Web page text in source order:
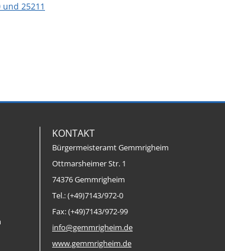
25211
KONTAKT
Bürgermeisteramt Gemmrigheim
Ottmarsheimer Str. 1
74376 Gemmrigheim
Tel.: (+49)7143/972-0
Fax: (+49)7143/972-99
info@gemmrigheim.de
www.gemmrigheim.de